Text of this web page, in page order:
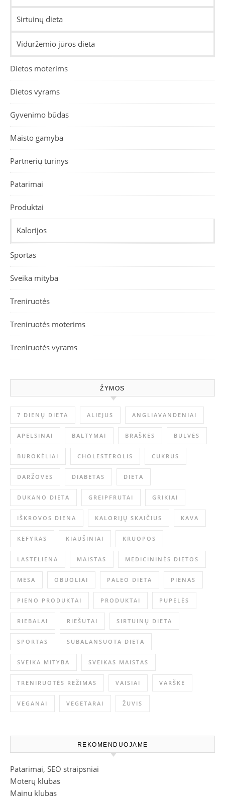
Sirtuinų dieta
Viduržemio jūros dieta
Dietos moterims
Dietos vyrams
Gyvenimo būdas
Maisto gamyba
Partnerių turinys
Patarimai
Produktai
Kalorijos
Sportas
Sveika mityba
Treniruotės
Treniruotės moterims
Treniruotės vyrams
ŽYMOS
7 DIENŲ DIETA ALIEJUS ANGLIAVANDENIAI
APELSINAI BALTYMAI BRAŠKĖS BULVĖS
BUROKĖLIAI CHOLESTEROLIS CUKRUS
DARŽOVĖS DIABETAS DIETA
DUKANO DIETA GREIPFRUTAI GRIKIAI
IŠKROVOS DIENA KALORIJŲ SKAIČIUS KAVA
KEFYRAS KIAUŠINIAI KRUOPOS
LASTELIENA MAISTAS MEDICININĖS DIETOS
MĖSA OBUOLIAI PALEO DIETA PIENAS
PIENO PRODUKTAI PRODUKTAI PUPELĖS
RIEBALAI RIEŠUTAI SIRTUINŲ DIETA
SPORTAS SUBALANSUOTA DIETA
SVEIKA MITYBA SVEIKAS MAISTAS
TRENIRUOTĖS REŽIMAS VAISIAI VARŠKĖ
VEGANAI VEGETARAI ŽUVIS
REKOMENDUOJAME
Patarimai, SEO straipsniai
Moterų klubas
Mainu klubas